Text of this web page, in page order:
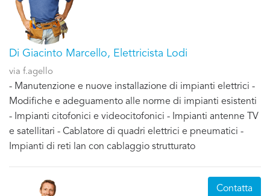
Di Giacinto Marcello, Elettricista Lodi
via f.agello
- Manutenzione e nuove installazione di impianti elettrici -
Modifiche e adeguamento alle norme di impianti esistenti
- Impianti citofonici e videocitofonici - Impianti antenne TV
e satellitari - Cablatore di quadri elettrici e pneumatici -
Impianti di reti lan con cablaggio strutturato
Contatta